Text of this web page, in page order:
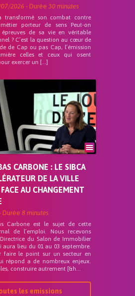
2026 - Durée 30 minutes
transformé son combat contre
porteur de sens Peut-on
épreuves de sa vie en véritable
? C’est la question au cœur de
de Cap ou pas Cap, l’émission
celles et ceux qui osent
exercer un […]
CARBONE : LE SIBCA
DE LA VILLE
AU CHANGEMENT
Durée 8 minutes
Carbone est le sujet de cette
de l’emploi. Nous recevons
du Salon de Immobilier
aura lieu du 01 au 03 septembre.
faire le point sur un secteur en
répond a de nombreux enjeux.
construire autrement [&h...
les emissions